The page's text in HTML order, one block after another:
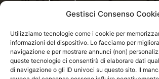
Gestisci Consenso
Utilizziamo tecnologie come i cookie per
informazioni del dispositivo. Lo facciamo per
navigazione e per mostrare annunci (non)
queste tecnologie ci consentirà di elaborare dati
di navigazione o gli ID univoci su questo sito. Il
RisparmiOggi non offre alcun genere di
informazioni riportate. Continuando ad
a usare questo sito o ogni servizio
questo sito, dichiari di accettare termini
previste. © RisparmiOggi